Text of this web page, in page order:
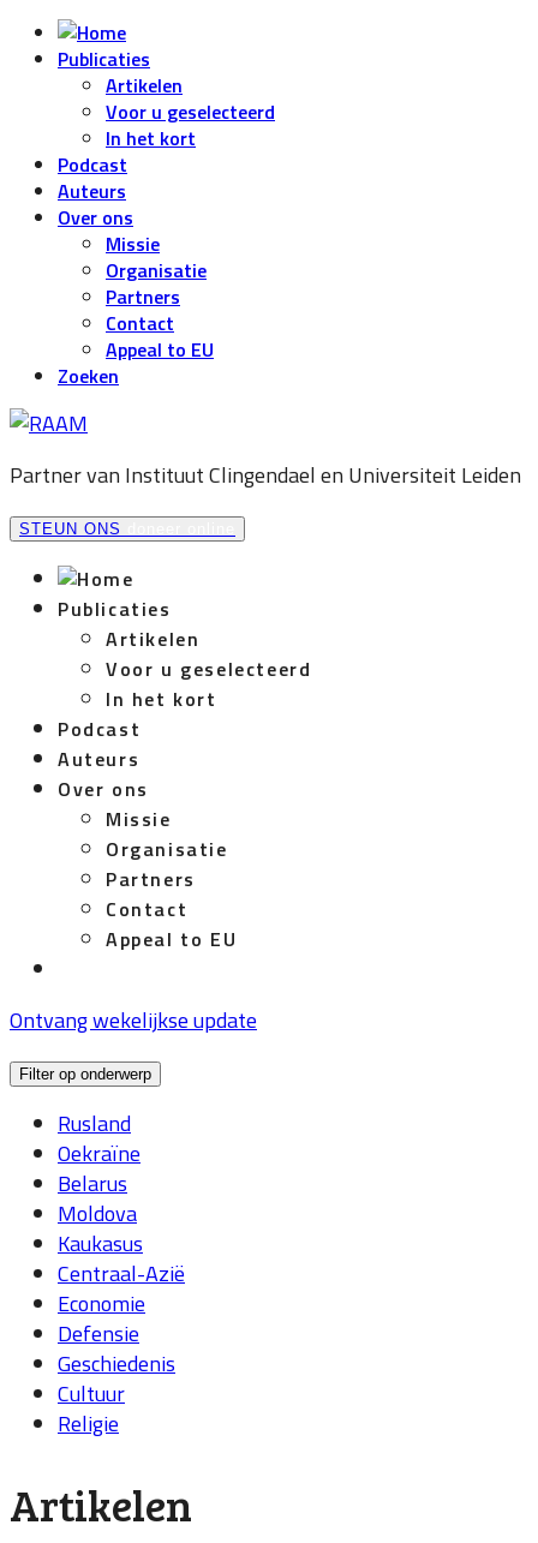
Publicaties
Artikelen
Voor u geselecteerd
In het kort
Podcast
Auteurs
Over ons
Missie
Organisatie
Partners
Contact
Appeal to EU
Zoeken
Partner van Instituut Clingendael en Universiteit Leiden
STEUN ONS
Publicaties
Artikelen
Voor u geselecteerd
In het kort
Podcast
Auteurs
Over ons
Missie
Organisatie
Partners
Contact
Appeal to EU
Ontvang wekelijkse update
Filter op onderwerp
Rusland
Oekraïne
Belarus
Moldova
Kaukasus
Centraal-Azië
Economie
Defensie
Geschiedenis
Cultuur
Religie
Artikelen